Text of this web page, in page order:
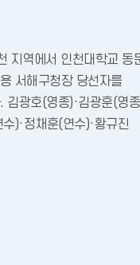
지역에서 인천대학교 동
서해구청장 당선자를
광호(영종)·김광훈(영종
)·정채훈(연수)·황규진